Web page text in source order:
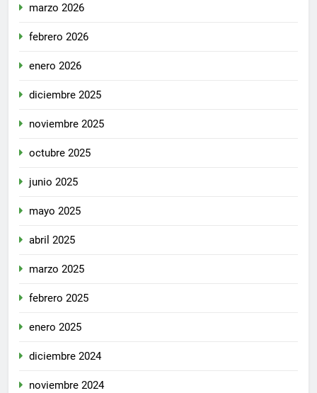
marzo 2026
febrero 2026
enero 2026
diciembre 2025
noviembre 2025
octubre 2025
junio 2025
mayo 2025
abril 2025
marzo 2025
febrero 2025
enero 2025
diciembre 2024
noviembre 2024